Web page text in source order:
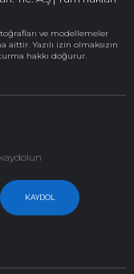
ve modellemeler
aittir. Yazılı izin olmaksızın
hakkı doğurur.
KAYDOL